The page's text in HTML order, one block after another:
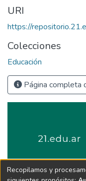
URI
https://
Colecciones
Educación
Página completa
Recopilamos y